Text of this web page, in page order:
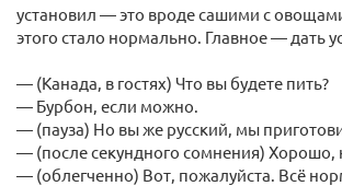
установил — это вроде сашими с
этого стало нормально. Главное — дать
— (Канада, в гостях) Что вы будете пить?
— Бурбон, если можно.
— (пауза) Но вы же русский, мы
— (после секундного сомнения) Хорошо,
— (облегченно) Вот, пожалуйста. Всё